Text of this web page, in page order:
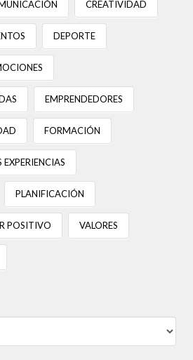
CREATIVIDAD
DEPORTE
EMPRENDEDORES
FORMACIÓN
EXPERIENCIAS
PLANIFICACIÓN
POSITIVO VALORES